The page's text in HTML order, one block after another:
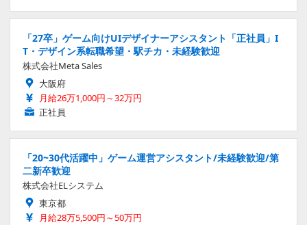
「27卒」ゲーム向けUIデザイナーアシスタント「正社員」I
T・デザイン系転職希望・駅チカ・未経験歓迎
株式会社Meta Sales
大阪府
月給26万1,000円～32万円
正社員
「20~30代活躍中」ゲーム運営アシスタント/未経験歓迎/第
二新卒歓迎
株式会社ELシステム
東京都
月給28万5,500円～50万円